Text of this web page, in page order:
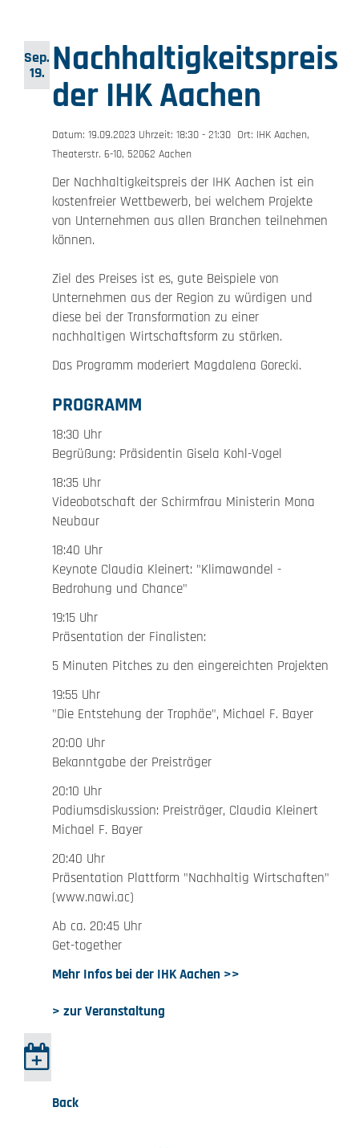
Sep.
19. Nachhaltigkeitspreis
der IHK Aachen
Datum: 19.09.2023 Uhrzeit: 18:30 - 21:30 Ort: IHK Aachen,
Theaterstr. 6-10, 52062 Aachen
Der Nachhaltigkeitspreis der IHK Aachen ist ein
kostenfreier Wettbewerb, bei welchem Projekte
von Unternehmen aus allen Branchen teilnehmen
können.
Ziel des Preises ist es, gute Beispiele von
Unternehmen aus der Region zu würdigen und
diese bei der Transformation zu einer
nachhaltigen Wirtschaftsform zu stärken.
Das Programm moderiert Magdalena Gorecki.
PROGRAMM
18:30 Uhr
Begrüßung: Präsidentin Gisela Kohl-Vogel
18:35 Uhr
Videobotschaft der Schirmfrau Ministerin Mona
Neubaur
18:40 Uhr
Keynote Claudia Kleinert: "Klimawandel -
Bedrohung und Chance"
19:15 Uhr
Präsentation der Finalisten:
5 Minuten Pitches zu den eingereichten Projekten
19:55 Uhr
"Die Entstehung der Trophäe", Michael F. Bayer
20:00 Uhr
Bekanntgabe der Preisträger
20:10 Uhr
Podiumsdiskussion: Preisträger, Claudia Kleinert
Michael F. Bayer
20:40 Uhr
Präsentation Plattform "Nachhaltig Wirtschaften"
(www.nawi.ac)
Ab ca. 20:45 Uhr
Get-together
Mehr Infos bei der IHK Aachen >>
> zur Veranstaltung
Back